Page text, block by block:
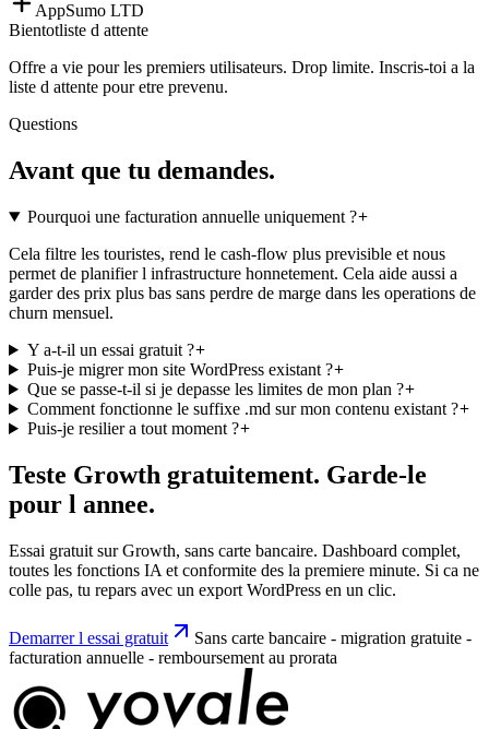
AppSumo LTD
Bientotliste d attente
Offre a vie pour les premiers utilisateurs. Drop limite. Inscris-toi a la
liste d attente pour etre prevenu.
Questions
Avant que tu demandes.
Pourquoi une facturation annuelle uniquement ?
Cela filtre les touristes, rend le cash-flow plus previsible et nous
permet de planifier l infrastructure honnetement. Cela aide aussi a
garder des prix plus bas sans perdre de marge dans les operations de
churn mensuel.
Y a-t-il un essai gratuit ?
Puis-je migrer mon site WordPress existant ?
Que se passe-t-il si je depasse les limites de mon plan ?
Comment fonctionne le suffixe .md sur mon contenu existant ?
Puis-je resilier a tout moment ?
Teste Growth gratuitement. Garde-le
pour l annee.
Essai gratuit sur Growth, sans carte bancaire. Dashboard complet,
toutes les fonctions IA et conformite des la premiere minute. Si ca ne
colle pas, tu repars avec un export WordPress en un clic.
Demarrer l essai gratuit
Sans carte bancaire - migration gratuite -
facturation annuelle - remboursement au prorata